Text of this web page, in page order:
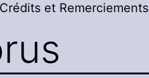
Crédits et Remerciements